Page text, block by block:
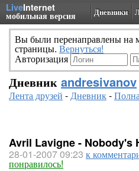
LiveInternet
мобильная версия Дневники
Вы были перенаправлены на
страницы. Вернуться!
Авторизация
Дневник andresivanov
Лента друзей -Дневник-
Avril Lavigne - Nobody's
28-01-2007 09:23 к
понравилось!